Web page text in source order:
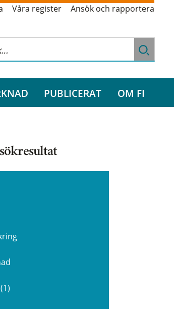
Våra register Ansök och rapportera
PUBLICERAT OM FI
(1)